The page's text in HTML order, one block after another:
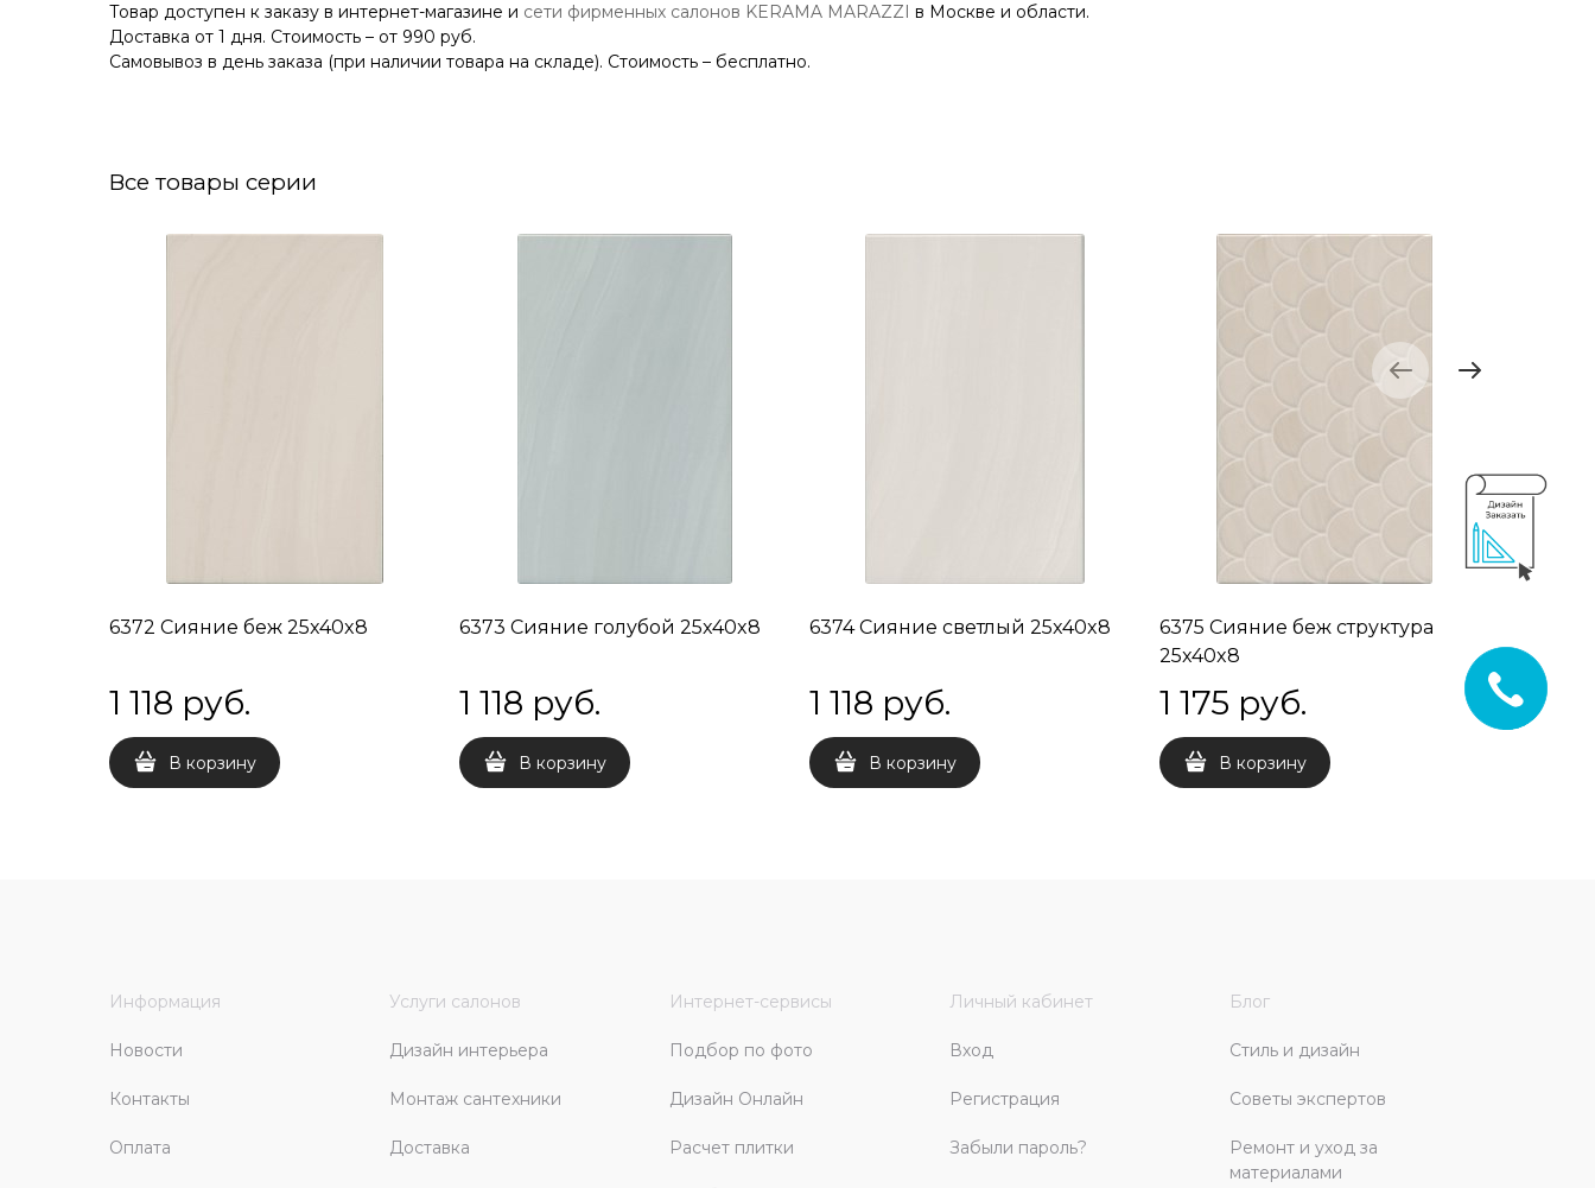
Товар доступен к заказу в интернет-магазине и сети фирменных салонов KERAMA MARAZZI в Москве и области.
Доставка от 1 дня. Стоимость – от 990 руб.
Самовывоз в день заказа (при наличии товара на складе). Стоимость – бесплатно.
Все товары серии
6372 Сияние беж 25x40x8
1 118 руб.
В корзину
6373 Сияние голубой 25x40x8
1 118 руб.
В корзину
6374 Сияние светлый 25x40x8
1 118 руб.
В корзину
6375 Сияние беж структура
25x40x8
1 175 руб.
В корзину
25x40x8
1 175
Информация
Новости
Контакты
Оплата
Услуги салонов
Дизайн интерьера
Монтаж сантехники
Доставка
Интернет-сервисы
Подбор по фото
Дизайн Онлайн
Расчет плитки
Личный кабинет
Вход
Регистрация
Забыли пароль?
Блог
Стиль и дизайн
Советы экспертов
Ремонт и уход за
материалами